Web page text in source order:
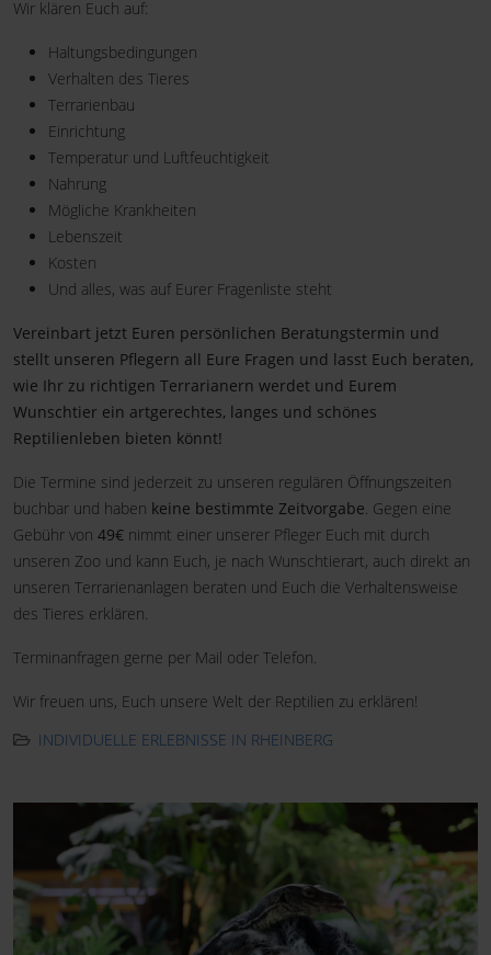
Wir klären Euch auf:
Haltungsbedingungen
Verhalten des Tieres
Terrarienbau
Einrichtung
Temperatur und Luftfeuchtigkeit
Nahrung
Mögliche Krankheiten
Lebenszeit
Kosten
Und alles, was auf Eurer Fragenliste steht
Vereinbart jetzt Euren persönlichen Beratungstermin und
stellt unseren Pflegern all Eure Fragen und lasst Euch beraten,
wie Ihr zu richtigen Terrarianern werdet und Eurem
Wunschtier ein artgerechtes, langes und schönes
Reptilienleben bieten könnt!
Die Termine sind jederzeit zu unseren regulären Öffnungszeiten
buchbar und haben keine bestimmte Zeitvorgabe. Gegen eine
Gebühr von 49€ nimmt einer unserer Pfleger Euch mit durch
unseren Zoo und kann Euch, je nach Wunschtierart, auch direkt an
unseren Terrarienanlagen beraten und Euch die Verhaltensweise
des Tieres erklären.
Terminanfragen gerne per Mail oder Telefon.
Wir freuen uns, Euch unsere Welt der Reptilien zu erklären!
INDIVIDUELLE ERLEBNISSE IN RHEINBERG